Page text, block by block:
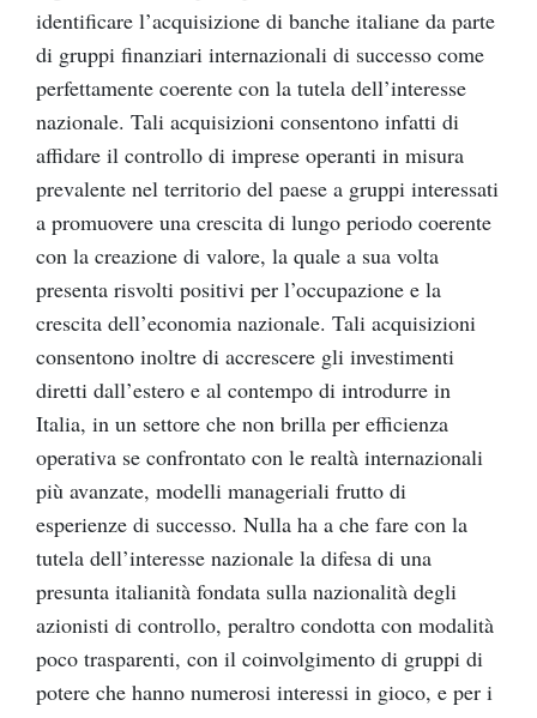
identificare l’acquisizione di banche italiane da parte
di gruppi finanziari internazionali di successo come
perfettamente coerente con la tutela dell’interesse
nazionale. Tali acquisizioni consentono infatti di
affidare il controllo di imprese operanti in misura
prevalente nel territorio del paese a gruppi interessati
a promuovere una crescita di lungo periodo coerente
con la creazione di valore, la quale a sua volta
presenta risvolti positivi per l’occupazione e la
crescita dell’economia nazionale. Tali acquisizioni
consentono inoltre di accrescere gli investimenti
diretti dall’estero e al contempo di introdurre in
Italia, in un settore che non brilla per efficienza
operativa se confrontato con le realtà internazionali
più avanzate, modelli manageriali frutto di
esperienze di successo. Nulla ha a che fare con la
tutela dell’interesse nazionale la difesa di una
presunta italianità fondata sulla nazionalità degli
azionisti di controllo, peraltro condotta con modalità
poco trasparenti, con il coinvolgimento di gruppi di
potere che hanno numerosi interessi in gioco, e per i